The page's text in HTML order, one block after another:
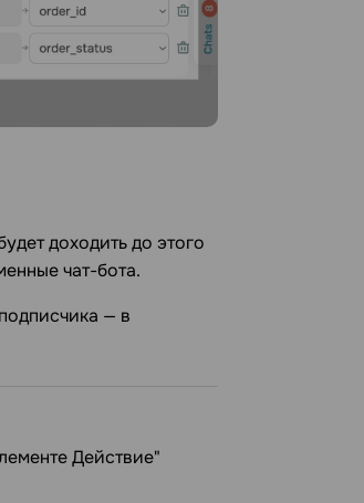
доходить до этого
чат-бота.
— в
Действие"